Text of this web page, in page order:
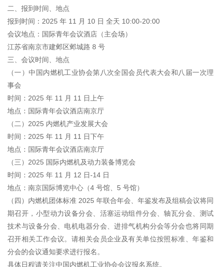
二、报到时间、地点
报到时间：2025 年 11 月 10 日 全天 10:00-20:00
会议地点：国际青年会议酒店（主会场）
江苏省南京市建邺区邺城路 8 号
三、会议时间、地点
（一）中国内燃机工业协会第八次全国会员代表大会和八届一次理
事会
时间：2025 年 11 月 11 日上午
地点：国际青年会议酒店南京厅
（二）2025 内燃机产业发展大会
时间：2025 年 11 月 11 日下午
地点：国际青年会议酒店南京厅
（三）2025 国际内燃机及动力装备博览会
时间：2025 年 11 月 12 日-14 日
地点：南京国际博览中心（4 号馆、5 号馆）
（四）内燃机团体标准 2025 年联合年会、年鉴发布及组稿会议将同
期召开，小型动力设备分会、活塞运动组件分会、轴瓦分会、测试
技术与设备分会、电机电器分会、进排气机构分会等分会也将同期
召开相关工作会议。请相关会员企业及有关单位按照标准、年鉴和
分会的会议通知要求进行报名。
具体日程请关注中国内燃机工业协会会议报名系统。